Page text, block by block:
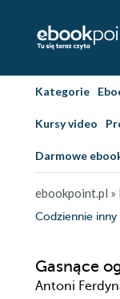
Kategorie
Kursy video
Darmowe
ebookpoint.pl »
Codziennie inny
Gasnące
Antoni